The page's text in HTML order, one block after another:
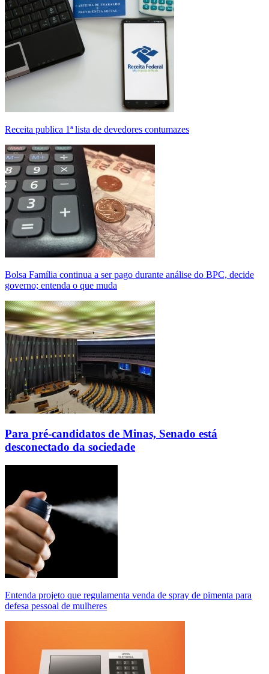
Receita publica 1ª lista de devedores contumazes
Bolsa Família continua a ser pago durante análise do BPC, decide
governo; entenda o que muda
Para pré-candidatos de Minas, Senado está
desconectado da sociedade
Entenda projeto que regulamenta venda de spray de pimenta para
defesa pessoal de mulheres